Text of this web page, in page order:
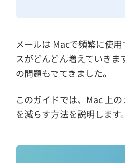
メールは Macで頻繁に使
スがどんどん増えていき
の問題もでてきました。
このガイドでは、Mac 上
を減らす方法を説明します。